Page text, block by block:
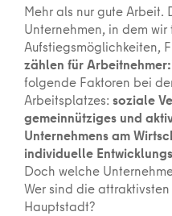
Mehr als nur gute Arbeit.
Unternehmen, in dem
Aufstiegsmöglichkeiten,
zählen für
folgende Faktoren bei
Arbeitsplatzes:soziale
gemeinnütziges und
Unternehmens am
individuelle
Doch welche
Wer sind die
Hauptstadt?